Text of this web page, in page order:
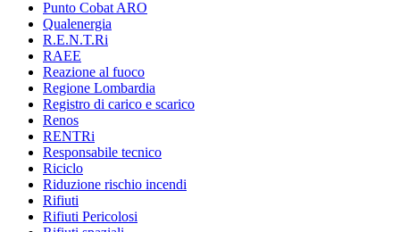
Punto Cobat ARO
Qualenergia
R.E.N.T.Ri
RAEE
Reazione al fuoco
Regione Lombardia
Registro di carico e scarico
Renos
RENTRi
Responsabile tecnico
Riciclo
Riduzione rischio incendi
Rifiuti
Rifiuti Pericolosi